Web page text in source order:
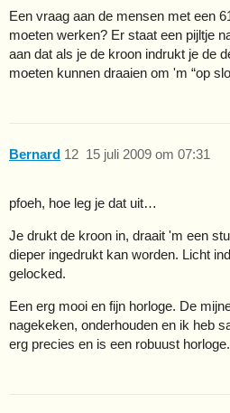
Een vraag aan de mensen met een
moeten werken? Er staat een pijltje
aan dat als je de kroon indrukt je de
moeten kunnen draaien om 'm “op
Bernard 15 juli 2009 om 07:31
12
pfoeh, hoe leg je dat uit…
Je drukt de kroon in, draait 'm een
dieper ingedrukt kan worden. Licht
gelocked.
Een erg mooi en fijn horloge. De
nagekeken, onderhouden en ik heb
erg precies en is een robuust horloge.